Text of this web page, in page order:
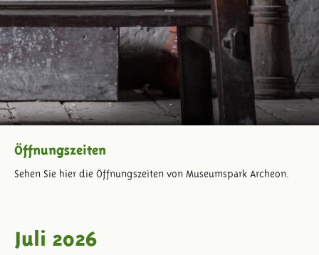
Öffnungszeiten
Sehen Sie hier die Öffnungszeiten von Museumspark Archeon.
Juli 2026